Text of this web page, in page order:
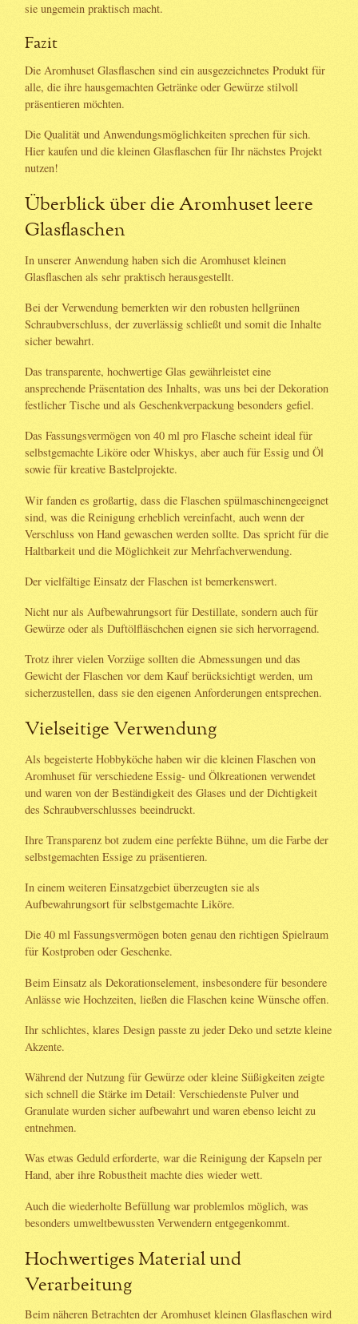
sie ungemein praktisch macht.
Fazit
Die Aromhuset Glasflaschen sind ein ausgezeichnetes Produkt für
alle, die ihre hausgemachten Getränke oder Gewürze stilvoll
präsentieren möchten.
Die Qualität und Anwendungsmöglichkeiten sprechen für sich.
Hier kaufen und die kleinen Glasflaschen für Ihr nächstes Projekt
nutzen!
Überblick über die Aromhuset leere
Glasflaschen
In unserer Anwendung haben sich die Aromhuset kleinen
Glasflaschen als sehr praktisch herausgestellt.
Bei der Verwendung bemerkten wir den robusten hellgrünen
Schraubverschluss, der zuverlässig schließt und somit die Inhalte
sicher bewahrt.
Das transparente, hochwertige Glas gewährleistet eine
ansprechende Präsentation des Inhalts, was uns bei der Dekoration
festlicher Tische und als Geschenkverpackung besonders gefiel.
Das Fassungsvermögen von 40 ml pro Flasche scheint ideal für
selbstgemachte Liköre oder Whiskys, aber auch für Essig und Öl
sowie für kreative Bastelprojekte.
Wir fanden es großartig, dass die Flaschen spülmaschinengeeignet
sind, was die Reinigung erheblich vereinfacht, auch wenn der
Verschluss von Hand gewaschen werden sollte. Das spricht für die
Haltbarkeit und die Möglichkeit zur Mehrfachverwendung.
Der vielfältige Einsatz der Flaschen ist bemerkenswert.
Nicht nur als Aufbewahrungsort für Destillate, sondern auch für
Gewürze oder als Duftölfläschchen eignen sie sich hervorragend.
Trotz ihrer vielen Vorzüge sollten die Abmessungen und das
Gewicht der Flaschen vor dem Kauf berücksichtigt werden, um
sicherzustellen, dass sie den eigenen Anforderungen entsprechen.
Vielseitige Verwendung
Als begeisterte Hobbyköche haben wir die kleinen Flaschen von
Aromhuset für verschiedene Essig- und Ölkreationen verwendet
und waren von der Beständigkeit des Glases und der Dichtigkeit
des Schraubverschlusses beeindruckt.
Ihre Transparenz bot zudem eine perfekte Bühne, um die Farbe der
selbstgemachten Essige zu präsentieren.
In einem weiteren Einsatzgebiet überzeugten sie als
Aufbewahrungsort für selbstgemachte Liköre.
Die 40 ml Fassungsvermögen boten genau den richtigen Spielraum
für Kostproben oder Geschenke.
Beim Einsatz als Dekorationselement, insbesondere für besondere
Anlässe wie Hochzeiten, ließen die Flaschen keine Wünsche offen.
Ihr schlichtes, klares Design passte zu jeder Deko und setzte kleine
Akzente.
Während der Nutzung für Gewürze oder kleine Süßigkeiten zeigte
sich schnell die Stärke im Detail: Verschiedenste Pulver und
Granulate wurden sicher aufbewahrt und waren ebenso leicht zu
entnehmen.
Was etwas Geduld erforderte, war die Reinigung der Kapseln per
Hand, aber ihre Robustheit machte dies wieder wett.
Auch die wiederholte Befüllung war problemlos möglich, was
besonders umweltbewussten Verwendern entgegenkommt.
Hochwertiges Material und
Verarbeitung
Beim näheren Betrachten der Aromhuset kleinen Glasflaschen wird